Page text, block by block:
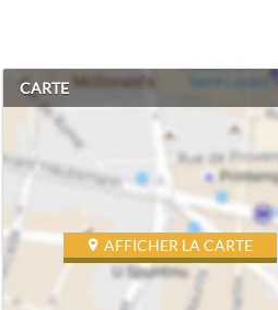
CARTE
AFFICHER LA CARTE